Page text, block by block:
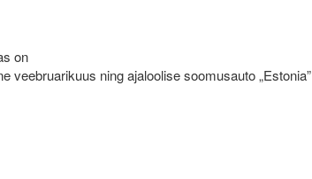
on
veebruarikuus ning ajaloolise soomusauto „Estonia”